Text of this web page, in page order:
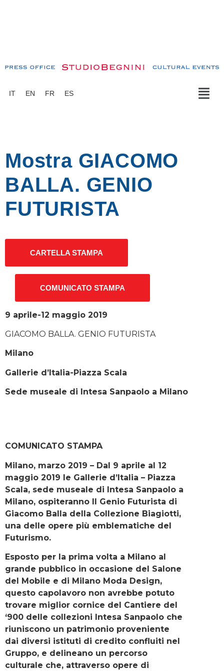
IT EN FR ES
Mostra GIACOMO
BALLA. GENIO
FUTURISTA
CARTELLA STAMPA
COMUNICATO STAMPA
9 aprile-12 maggio 2019
GIACOMO BALLA. GENIO FUTURISTA
Milano
Gallerie d’Italia-Piazza Scala
Sede museale di Intesa Sanpaolo a Milano
COMUNICATO STAMPA
Milano, marzo 2019 – Dal 9 aprile al 12
maggio 2019 le Gallerie d’Italia – Piazza
Scala, sede museale di Intesa Sanpaolo a
Milano, ospiteranno Il Genio Futurista di
Giacomo Balla della Collezione Biagiotti,
una delle opere più emblematiche del
Futurismo.
Esposto per la prima volta a Milano al
grande pubblico in occasione del Salone
del Mobile e di Milano Moda Design,
questo capolavoro non avrebbe potuto
trovare miglior cornice del Cantiere del
‘900 delle collezioni Intesa Sanpaolo che
riuniscono un patrimonio proveniente
dai diversi istituti di credito confluiti nel
Gruppo, e delineano un percorso
culturale che, attraverso opere di